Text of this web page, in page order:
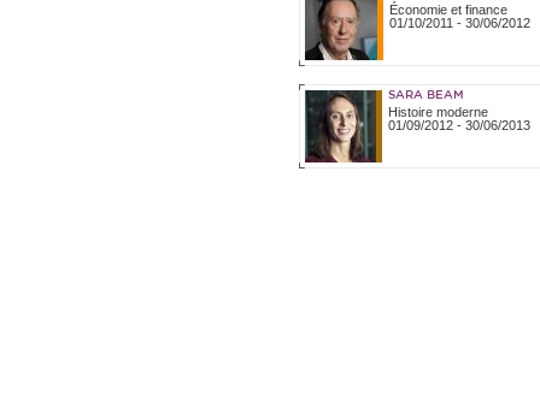
Économie et finance
01/10/2011 - 30/06/2012
SARA BEAM
Histoire moderne
01/09/2012- 30/06/2013